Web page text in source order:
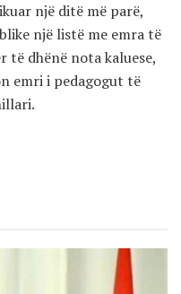
një ditë më parë,
një listë me emra të
të dhënë nota kaluese,
emri i pedagogut të